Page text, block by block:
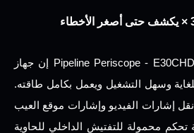
إن جهاز Pipeline Periscope - E30CHDW هو جهاز فحص سريع
وسهل التشغيل ويعمل بكامل طاقته.
إشارات الفيديو وإشارات موقع العيب
تحكم محمولة للتفتيش الداخلي للحاوية